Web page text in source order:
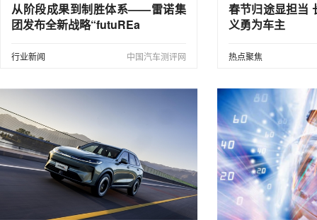
从阶段成果到制胜体系——雷诺集
团发布全新战略“futuREa
行业新闻 中国汽车测评网
春节归途显担当
义勇为车主
热点聚焦